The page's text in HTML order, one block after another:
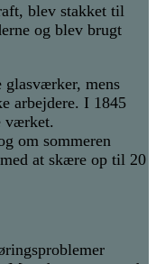
blev stakket til
og blev brugt
glasværker, mens
arbejdere. I 1845
værket.
om sommeren
at skære op til 20